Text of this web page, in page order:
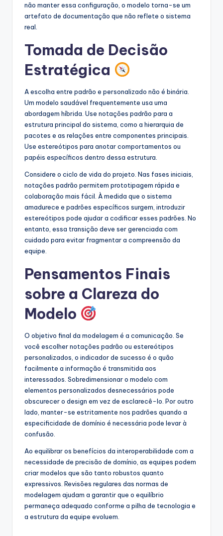
não manter essa configuração, o modelo torna-se um
artefato de documentação que não reflete o sistema
real.
Tomada de Decisão
Estratégica
A escolha entre padrão e personalizado não é binária.
Um modelo saudável frequentemente usa uma
abordagem híbrida. Use notações padrão para a
estrutura principal do sistema, como a hierarquia de
pacotes e as relações entre componentes principais.
Use estereótipos para anotar comportamentos ou
papéis específicos dentro dessa estrutura.
Considere o ciclo de vida do projeto. Nas fases iniciais,
notações padrão permitem prototipagem rápida e
colaboração mais fácil. À medida que o sistema
amadurece e padrões específicos surgem, introduzir
estereótipos pode ajudar a codificar esses padrões. No
entanto, essa transição deve ser gerenciada com
cuidado para evitar fragmentar a compreensão da
equipe.
Pensamentos Finais
sobre a Clareza do
Modelo
O objetivo final da modelagem é a comunicação. Se
você escolher notações padrão ou estereótipos
personalizados, o indicador de sucesso é o quão
facilmente a informação é transmitida aos
interessados. Sobredimensionar o modelo com
elementos personalizados desnecessários pode
obscurecer o design em vez de esclarecê-lo. Por outro
lado, manter-se estritamente nos padrões quando a
especificidade de domínio é necessária pode levar à
confusão.
Ao equilibrar os benefícios da interoperabilidade com a
necessidade de precisão de domínio, as equipes podem
criar modelos que são tanto robustos quanto
expressivos. Revisões regulares das normas de
modelagem ajudam a garantir que o equilíbrio
permaneça adequado conforme a pilha de tecnologia e
a estrutura da equipe evoluem.